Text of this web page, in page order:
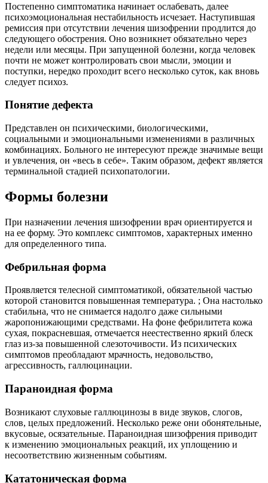
Постепенно симптоматика начинает ослабевать, далее
психоэмоциональная нестабильность исчезает. Наступившая
ремиссия при отсутствии лечения шизофрении продлится до
следующего обострения. Оно возникнет обязательно через
недели или месяцы. При запущенной болезни, когда человек
почти не может контролировать свои мысли, эмоции и
поступки, нередко проходит всего несколько суток, как вновь
следует психоз.
Понятие дефекта
Представлен он психическими, биологическими,
социальными и эмоциональными изменениями в различных
комбинациях. Больного не интересуют прежде значимые вещи
и увлечения, он «весь в себе». Таким образом, дефект является
терминальной стадией психопатологии.
Формы болезни
При назначении лечения шизофрении врач ориентируется и
на ее форму. Это комплекс симптомов, характерных именно
для определенного типа.
Фебрильная форма
Проявляется телесной симптоматикой, обязательной частью
которой становится повышенная температура. ; Она настолько
стабильна, что не снимается надолго даже сильными
жаропонижающими средствами. На фоне фебрилитета кожа
сухая, покрасневшая, отмечается неестественно яркий блеск
глаз из-за повышенной слезоточивости. Из психических
симптомов преобладают мрачность, недовольство,
агрессивность, галлюцинации.
Параноидная форма
Возникают слуховые галлюцинозы в виде звуков, слогов,
слов, целых предложений. Несколько реже они обонятельные,
вкусовые, осязательные. Параноидная шизофрения приводит
к изменению эмоциональных реакций, их уплощению и
несоответствию жизненным событиям.
Кататоническая форма